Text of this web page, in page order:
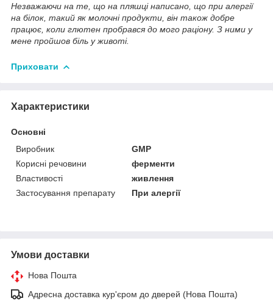
Незважаючи на те, що на пляшці написано, що при алергії
на білок, такий як молочні продукти, він також добре
працює, коли глютен пробрався до мого раціону. З ними у
мене пройшов біль у животі.
Приховати
Характеристики
Основні
Виробник
GMP
Корисні речовини
ферменти
Властивості
живлення
Застосування препарату
При алергії
Умови доставки
Нова Пошта
Адресна доставка кур'єром до дверей (Нова Пошта)